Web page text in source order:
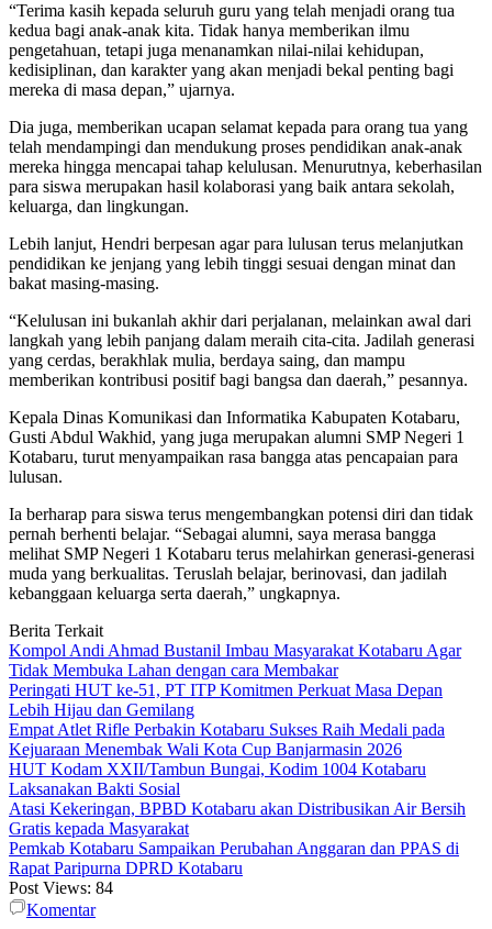
“Terima kasih kepada seluruh guru yang telah menjadi orang tua
kedua bagi anak-anak kita. Tidak hanya memberikan ilmu
pengetahuan, tetapi juga menanamkan nilai-nilai kehidupan,
kedisiplinan, dan karakter yang akan menjadi bekal penting bagi
mereka di masa depan,” ujarnya.
Dia juga, memberikan ucapan selamat kepada para orang tua yang
telah mendampingi dan mendukung proses pendidikan anak-anak
mereka hingga mencapai tahap kelulusan. Menurutnya, keberhasilan
para siswa merupakan hasil kolaborasi yang baik antara sekolah,
keluarga, dan lingkungan.
Lebih lanjut, Hendri berpesan agar para lulusan terus melanjutkan
pendidikan ke jenjang yang lebih tinggi sesuai dengan minat dan
bakat masing-masing.
“Kelulusan ini bukanlah akhir dari perjalanan, melainkan awal dari
langkah yang lebih panjang dalam meraih cita-cita. Jadilah generasi
yang cerdas, berakhlak mulia, berdaya saing, dan mampu
memberikan kontribusi positif bagi bangsa dan daerah,” pesannya.
Kepala Dinas Komunikasi dan Informatika Kabupaten Kotabaru,
Gusti Abdul Wakhid, yang juga merupakan alumni SMP Negeri 1
Kotabaru, turut menyampaikan rasa bangga atas pencapaian para
lulusan.
Ia berharap para siswa terus mengembangkan potensi diri dan tidak
pernah berhenti belajar. “Sebagai alumni, saya merasa bangga
melihat SMP Negeri 1 Kotabaru terus melahirkan generasi-generasi
muda yang berkualitas. Teruslah belajar, berinovasi, dan jadilah
kebanggaan keluarga serta daerah,” ungkapnya.
Berita Terkait
Kompol Andi Ahmad Bustanil Imbau Masyarakat Kotabaru Agar
Tidak Membuka Lahan dengan cara Membakar
Peringati HUT ke-51, PT ITP Komitmen Perkuat Masa Depan
Lebih Hijau dan Gemilang
Empat Atlet Rifle Perbakin Kotabaru Sukses Raih Medali pada
Kejuaraan Menembak Wali Kota Cup Banjarmasin 2026
HUT Kodam XXII/Tambun Bungai, Kodim 1004 Kotabaru
Laksanakan Bakti Sosial
Atasi Kekeringan, BPBD Kotabaru akan Distribusikan Air Bersih
Gratis kepada Masyarakat
Pemkab Kotabaru Sampaikan Perubahan Anggaran dan PPAS di
Rapat Paripurna DPRD Kotabaru
Post Views: 84
Komentar